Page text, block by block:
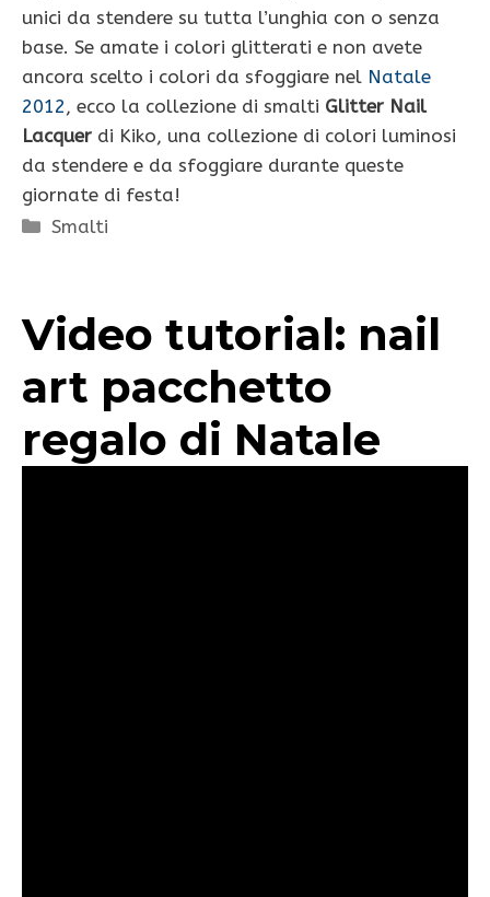
unici da stendere su tutta l’unghia con o senza
base. Se amate i colori glitterati e non avete
ancora scelto i colori da sfoggiare nel Natale
2012 , ecco la collezione di smalti Glitter Nail
Lacquer di Kiko, una collezione di colori luminosi
da stendere e da sfoggiare durante queste
giornate di festa!
Categorie
Smalti
Video tutorial: nail
art pacchetto
regalo di Natale